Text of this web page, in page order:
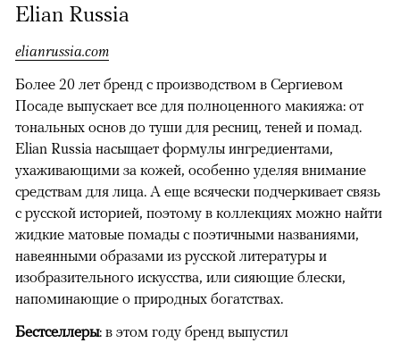
Elian Russia
elianrussia.com
Более 20 лет бренд с производством в Сергиевом
Посаде выпускает все для полноценного макияжа: от
тональных основ до туши для ресниц, теней и помад.
Elian Russia насыщает формулы ингредиентами,
ухаживающими за кожей, особенно уделяя внимание
средствам для лица. А еще всячески подчеркивает связь
с русской историей, поэтому в коллекциях можно найти
жидкие матовые помады с поэтичными названиями,
навеянными образами из русской литературы и
изобразительного искусства, или сияющие блески,
напоминающие о природных богатствах.
Бестселлеры: в этом году бренд выпустил